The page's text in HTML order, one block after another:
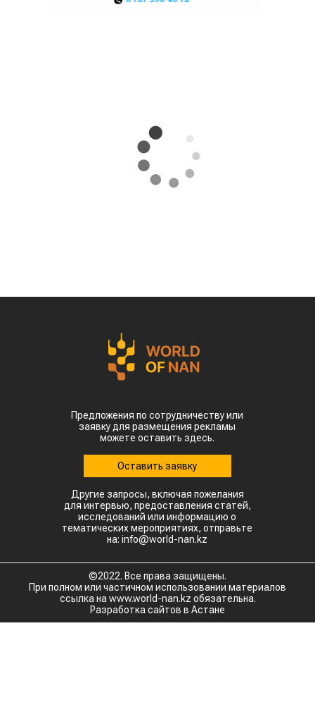
Предложения по сотрудничеству или
заявку для размещения рекламы
можете оставить здесь.
Оставить заявку
Другие запросы, включая пожелания
для интервью, предоставления статей,
исследований или информацию о
тематических мероприятиях, отправьте
на: info@world-nan.kz
©2022. Все права защищены.
При полном или частичном использовании материалов
ссылка на www.world-nan.kz обязательна.
Разработка сайтов в Астане